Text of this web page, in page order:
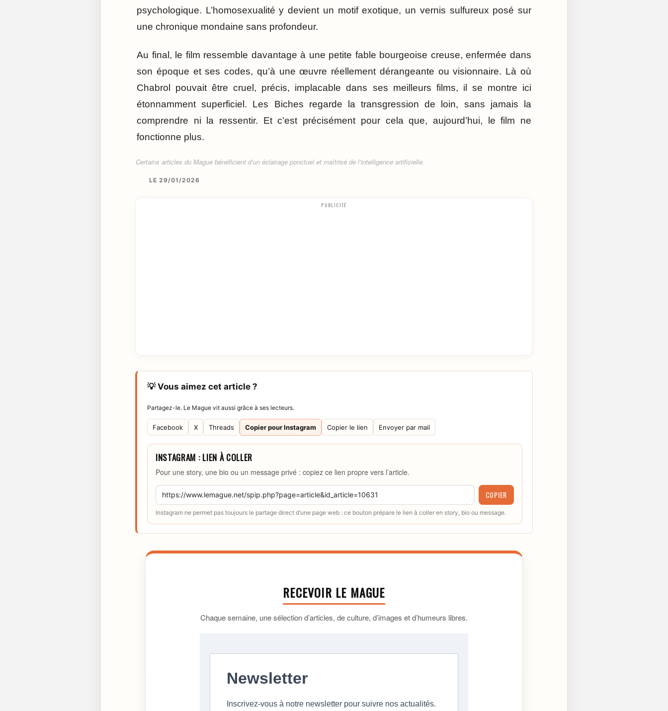
psychologique. L’homosexualité y devient un motif exotique, un vernis sulfureux posé sur
une chronique mondaine sans profondeur.
Au final, le film ressemble davantage à une petite fable bourgeoise creuse, enfermée dans
son époque et ses codes, qu’à une œuvre réellement dérangeante ou visionnaire. Là où
Chabrol pouvait être cruel, précis, implacable dans ses meilleurs films, il se montre ici
étonnamment superficiel. Les Biches regarde la transgression de loin, sans jamais la
comprendre ni la ressentir. Et c’est précisément pour cela que, aujourd’hui, le film ne
fonctionne plus.
Certains articles du Mague bénéficient d’un éclairage ponctuel et maîtrisé de l’intelligence artificielle.
LE 29/01/2026
PUBLICITÉ
💡 Vous aimez cet article ?
Partagez-le. Le Mague vit aussi grâce à ses lecteurs.
Facebook X Threads Copier pour Instagram Copier le lien Envoyer par mail
INSTAGRAM : LIEN À COLLER
Pour une story, une bio ou un message privé : copiez ce lien propre vers l’article.
COPIER
Instagram ne permet pas toujours le partage direct d’une page web : ce bouton prépare le lien à coller en story, bio ou message.
RECEVOIR LE MAGUE
Chaque semaine, une sélection d’articles, de culture, d’images et d’humeurs libres.